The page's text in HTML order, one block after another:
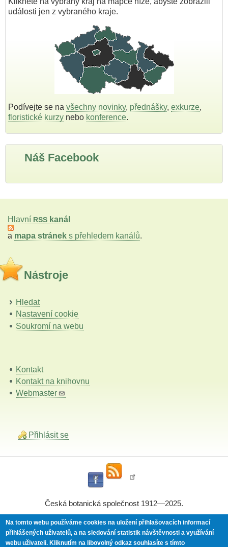
události jen z vybraného kraje.
Podívejte se na všechny novinky, přednášky, exkurze,
floristické kurzy nebo konference.
Náš Facebook
Hlavní RSS kanál
a mapa stránek s přehledem kanálů.
Nástroje
Hledat
Nastavení cookie
Soukromí na webu
Kontakt
Kontakt na knihovnu
Webmaster
Přihlásit se
Česká botanická společnost 1912—2025.
Powered byDrupal
Na tomto webu používáme cookies na uložení přihlašovacích informací
přihlášených uživatelů, a na sledování statistik návštěvnosti a využívání
webu uživateli. Kliknutím na libovolný odkaz souhlasíte s tímto